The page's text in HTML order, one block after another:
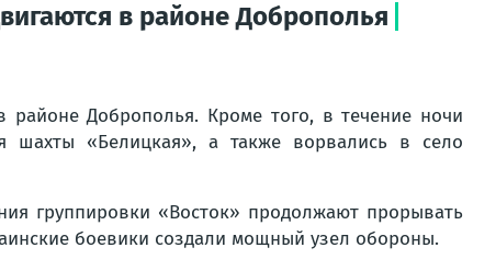
в районе Доброполья
районе Доброполья. Кроме того, в течение ночи
«Белицкая», а также ворвались в село
группировки «Восток» продолжают прорывать
боевики создали мощный узел обороны.